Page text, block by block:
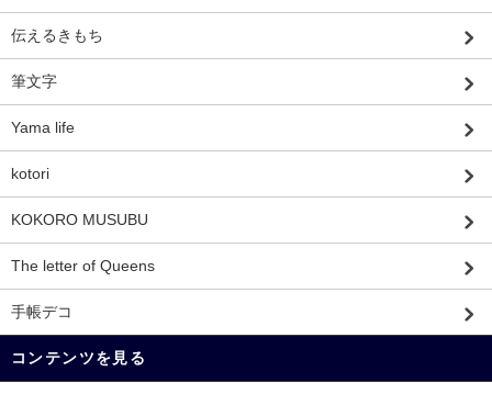
伝えるきもち
筆文字
Yama life
kotori
KOKORO MUSUBU
The letter of Queens
手帳デコ
コンテンツを見る